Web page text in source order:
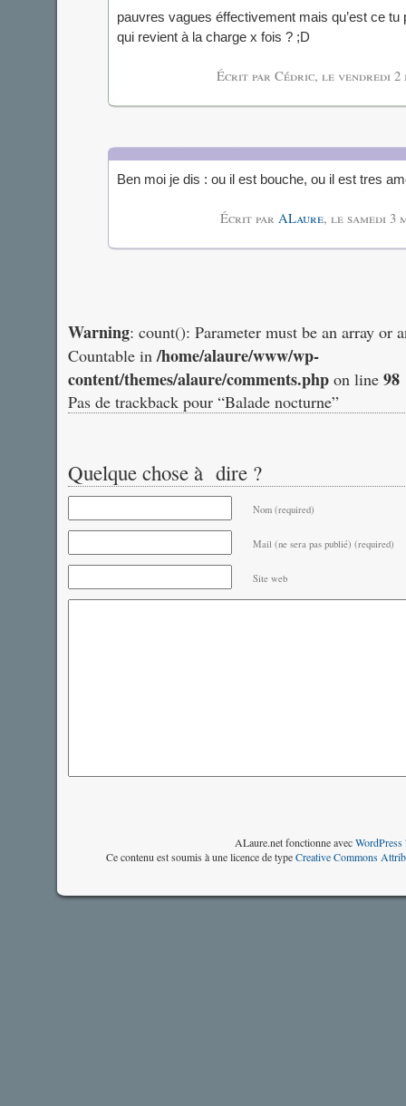
pauvres vagues éffectivement mais qu’est ce
qui revient à la charge x fois ? ;D
Écrit par Cédric, le vendredi 2
Ben moi je dis : ou il est bouche, ou il est tres
Écrit par ALaure, le samedi 3
Warning: count(): Parameter must be an array or
Countable in/home/alaure/www/wp-
content/themes/alaure/comments.php on line 98
Pas de trackback pour “Balade nocturne”
Quelque chose à dire ?
Nom (required)
Mail (ne sera pas publié) (required)
Site web
ALaure.net fonctionne avecWordPress
Ce contenu est soumis à une licence de typeCreative Commons